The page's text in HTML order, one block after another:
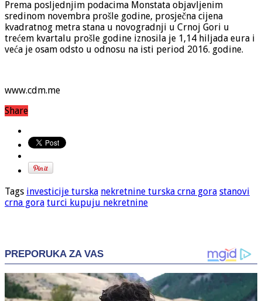
Prema posljednjim podacima Monstata objavljenim
sredinom novembra prošle godine, prosječna cijena
kvadratnog metra stana u novogradnji u Crnoj Gori u
trećem kvartalu prošle godine iznosila je 1,14 hiljada eura i
veća je osam odsto u odnosu na isti period 2016. godine.
www.cdm.me
Share
Tags investicije turska nekretnine turska crna gora stanovi
crna gora turci kupuju nekretnine